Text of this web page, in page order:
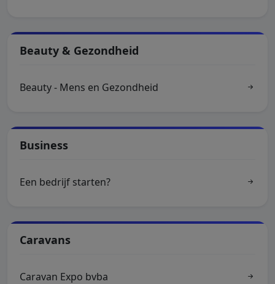
Beauty & Gezondheid
Beauty - Mens en Gezondheid
Business
Een bedrijf starten?
Caravans
Caravan Expo bvba